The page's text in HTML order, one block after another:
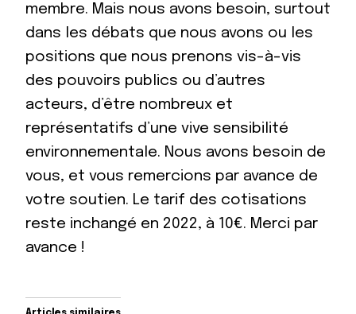
membre. Mais nous avons besoin, surtout
dans les débats que nous avons ou les
positions que nous prenons vis-à-vis
des pouvoirs publics ou d’autres
acteurs, d’être nombreux et
représentatifs d’une vive sensibilité
environnementale. Nous avons besoin de
vous, et vous remercions par avance de
votre soutien. Le tarif des cotisations
reste inchangé en 2022, à 10€. Merci par
avance !